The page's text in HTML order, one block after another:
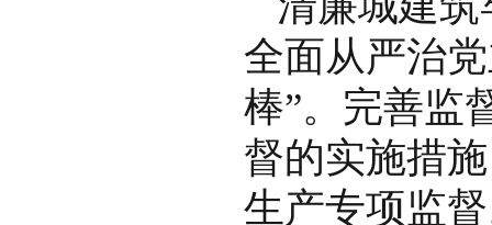
全面从严治
棒”。完善监
督的实施措
生产专项监